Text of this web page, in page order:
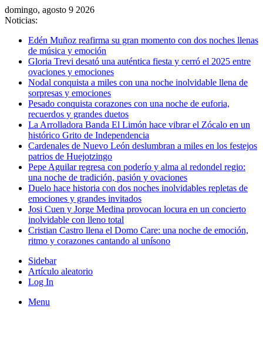
domingo, agosto 9 2026
Noticias:
Edén Muñoz reafirma su gran momento con dos noches llenas
de música y emoción
Gloria Trevi desató una auténtica fiesta y cerró el 2025 entre
ovaciones y emociones
Nodal conquista a miles con una noche inolvidable llena de
sorpresas y emociones
Pesado conquista corazones con una noche de euforia,
recuerdos y grandes duetos
La Arrolladora Banda El Limón hace vibrar el Zócalo en un
histórico Grito de Independencia
Cardenales de Nuevo León deslumbran a miles en los festejos
patrios de Huejotzingo
Pepe Aguilar regresa con poderío y alma al redondel regio:
una noche de tradición, pasión y ovaciones
Duelo hace historia con dos noches inolvidables repletas de
emociones y grandes invitados
Josi Cuen y Jorge Medina provocan locura en un concierto
inolvidable con lleno total
Cristian Castro llena el Domo Care: una noche de emoción,
ritmo y corazones cantando al unísono
Sidebar
Artículo aleatorio
Log In
Menu